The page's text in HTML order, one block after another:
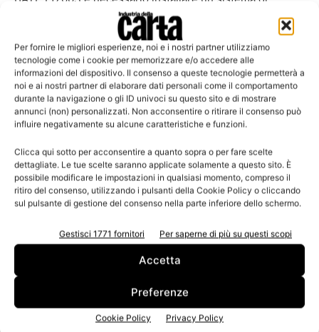
Per fornire le migliori esperienze, noi e i nostri partner utilizziamo
tecnologie come i cookie per memorizzare e/o accedere alle
informazioni del dispositivo. Il consenso a queste tecnologie permetterà a
noi e ai nostri partner di elaborare dati personali come il comportamento
durante la navigazione o gli ID univoci su questo sito e di mostrare
annunci (non) personalizzati. Non acconsentire o ritirare il consenso può
influire negativamente su alcune caratteristiche e funzioni.
Clicca qui sotto per acconsentire a quanto sopra o per fare scelte
dettagliate. Le tue scelte saranno applicate solamente a questo sito. È
possibile modificare le impostazioni in qualsiasi momento, compreso il
ritiro del consenso, utilizzando i pulsanti della Cookie Policy o cliccando
sul pulsante di gestione del consenso nella parte inferiore dello schermo.
Gestisci 1771 fornitori Per saperne di più su questi scopi
Accetta
Preferenze
Cookie Policy Privacy Policy
erogazione, che sincronizzi la velocità di scorrimento
della carta sulle linee di trasformazione con la quantità di
prodotto spruzzato dagli ugelli. L’adesione di questo
prodotto sulla carta avviene per assorbimento e
successiva evaporazione dell’eccesso di acqua facendo
sì che le spore restino intrappolate nella matrice fibrosa
della carta e non siano quindi necessarie sostanze
leganti.
Questa miscela di spore viene utilizzata solo per la carta
igienica e per degli asciugamani piegati, perché per
La dose di BATP L1700S spruzzata sui veli di carta è stata
calcolata sulla base di alcuni fattori:
consumo quotidiano di carta igienica pro capite